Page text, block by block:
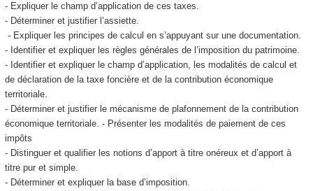
- Expliquer le champ d’application de ces taxes.
- Déterminer et justifier l’assiette.
- Expliquer les principes de calcul en s’appuyant sur une documentation.
- Identifier et expliquer les règles générales de l’imposition du patrimoine.
- Identifier et expliquer le champ d’application, les modalités de calcul et
de déclaration de la taxe foncière et de la contribution économique
territoriale.
- Déterminer et justifier le mécanisme de plafonnement de la contribution
économique territoriale. - Présenter les modalités de paiement de ces
impôts
- Distinguer et qualifier les notions d’apport à titre onéreux et d’apport à
titre pur et simple.
- Déterminer et expliquer la base d’imposition.